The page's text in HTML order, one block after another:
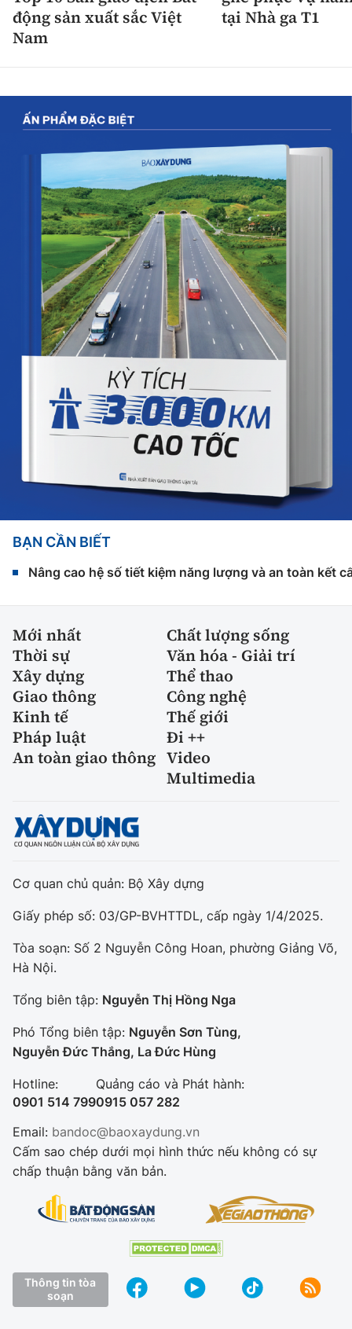
động sản xuất sắc Việt
Nam
tại Nhà ga T1
BẠN CẦN BIẾT
Nâng cao hệ số tiết kiệm năng lượng và an toàn kết
Mới nhất
Chất lượng sống
Thời sự
Văn hóa - Giải trí
Xây dựng
Thể thao
Giao thông
Công nghệ
Kinh tế
Thế giới
Pháp luật
Đi ++
An toàn giao thông Video
Multimedia
Cơ quan chủ quản: Bộ Xây dựng
Giấy phép số: 03/GP-BVHTTDL, cấp ngày 1/4/2025.
Tòa soạn: Số 2 Nguyễn Công Hoan, phường Giảng Võ,
Hà Nội.
Tổng biên tập: Nguyễn Thị Hồng Nga
Phó Tổng biên tập: Nguyễn Sơn Tùng,
Nguyễn Đức Thắng, La Đức Hùng
Hotline:
0901 514 799
Quảng cáo và Phát hành:
0915 057 282
Email: bandoc@baoxaydung.vn
Cấm sao chép dưới mọi hình thức nếu không có sự
chấp thuận bằng văn bản.
Thông tin tòa
soạn